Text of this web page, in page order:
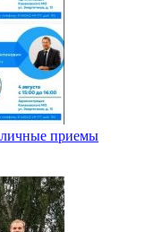
личные приемы